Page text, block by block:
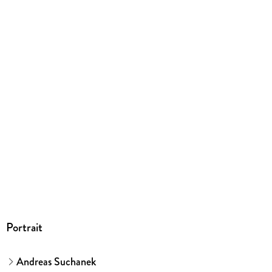
Portrait
Andreas Suchanek